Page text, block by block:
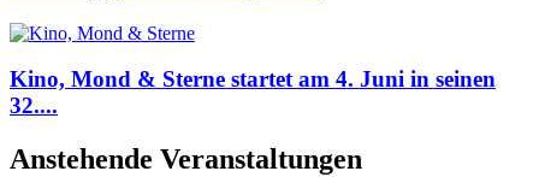
Kino, Mond & Sterne startet am 4. Juni in seinen
32....
Anstehende Veranstaltungen